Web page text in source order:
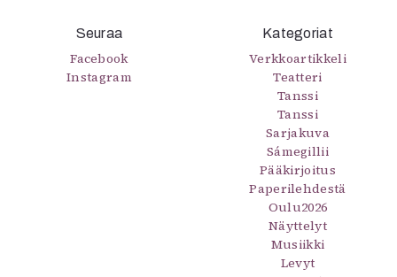
Seuraa
Facebook
Instagram
Kategoriat
Verkkoartikkeli
Teatteri
Tanssi
Tanssi
Sarjakuva
Sámegillii
Pääkirjoitus
Paperilehdestä
Oulu2026
Näyttelyt
Musiikki
Levyt